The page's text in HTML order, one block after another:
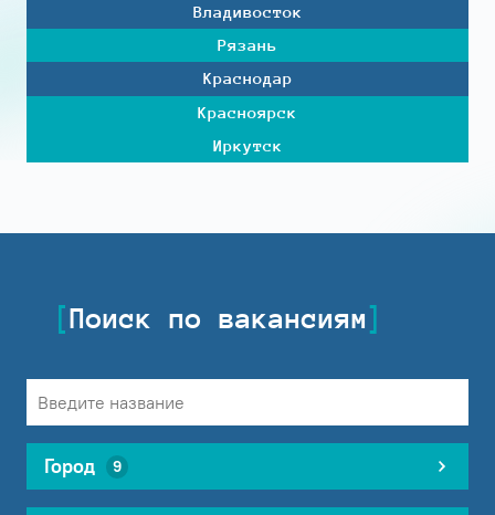
Владивосток
Рязань
Краснодар
Красноярск
Иркутск
Поиск по вакансиям
Город 9